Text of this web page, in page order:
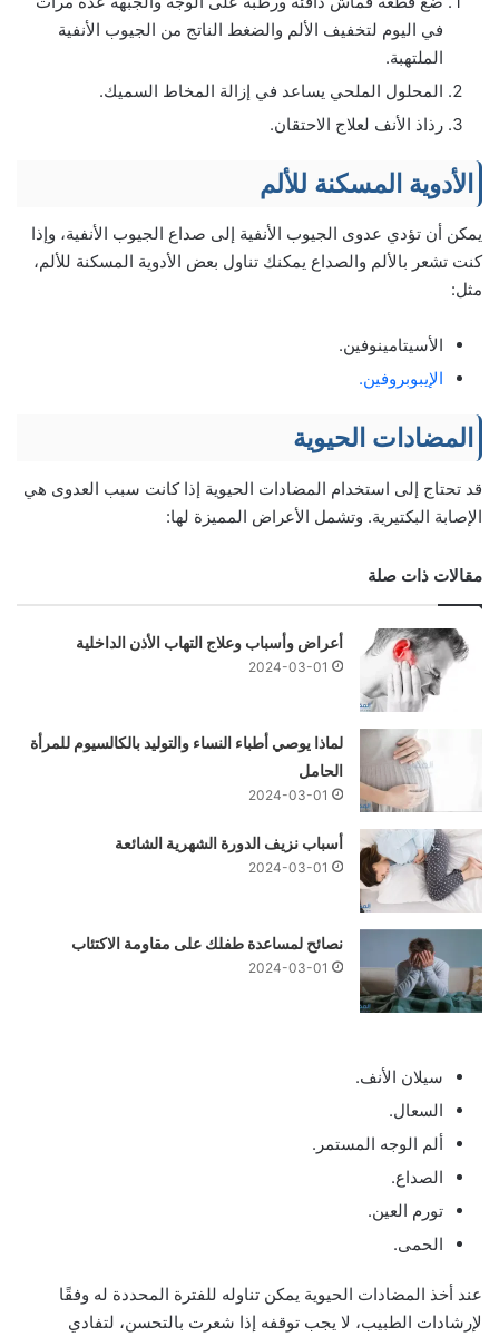
في اليوم لتخفيف الألم والضغط الناتج من الجيوب الأنفية
الملتهبة.
المحلول الملحي يساعد في إزالة المخاط السميك.
رذاذ الأنف لعلاج الاحتقان.
الأدوية المسكنة للألم
يمكن أن تؤدي عدوى الجيوب الأنفية إلى صداع الجيوب الأنفية، وإذا
كنت تشعر بالألم والصداع يمكنك تناول بعض الأدوية المسكنة للألم،
مثل:
الأسيتامينوفين.
الإيبوبروفين.
المضادات الحيوية
قد تحتاج إلى استخدام المضادات الحيوية إذا كانت سبب العدوى هي
الإصابة البكتيرية. وتشمل الأعراض المميزة لها:
مقالات ذات صلة
أعراض وأسباب وعلاج التهاب الأذن الداخلية
2024-03-01
لماذا يوصي أطباء النساء والتوليد بالكالسيوم للمرأة
الحامل
2024-03-01
أسباب نزيف الدورة الشهرية الشائعة
2024-03-01
نصائح لمساعدة طفلك على مقاومة الاكتئاب
2024-03-01
سيلان الأنف.
السعال.
ألم الوجه المستمر.
الصداع.
تورم العين.
الحمى.
عند أخذ المضادات الحيوية يمكن تناوله للفترة المحددة له وفقًا
لإرشادات الطبيب، لا يجب توقفه إذا شعرت بالتحسن، لتفادي